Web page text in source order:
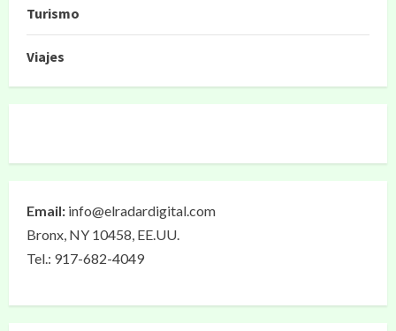
Turismo
Viajes
Email: info@elradardigital.com
Bronx, NY 10458, EE.UU.
Tel.: 917-682-4049